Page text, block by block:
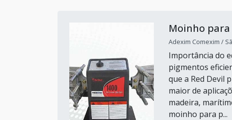
Moinho
Adexim Comexim /
Importância do
pigmentos
que a Red Devil
maior de
madeira,
moinho para p...